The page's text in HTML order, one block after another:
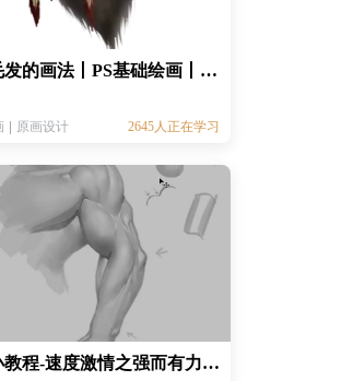
骨头毛发的画法丨PS基础绘画丨photoshop板绘教程 丨CG绘画教程
原画设计 2645人正在学习
趣味小教程-速度激情之强而有力的手臂